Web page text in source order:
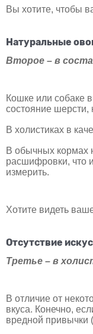
Вы хотите, чтобы
Натуральные
Второе – в
Кошке или собаке
состояние шерсти,
В холистиках в
В обычных кормах
расшифровки, что
измерить.
Хотите видеть
Отсутствие
Третье – в
В отличие от
вкуса. Конечно,
вредной привычки